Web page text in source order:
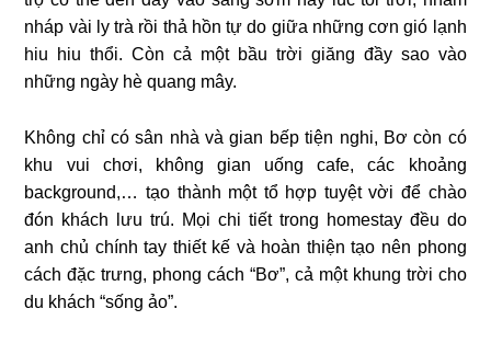
nháp vài ly trà rồi thả hồn tự do giữa những cơn gió lạnh
hiu hiu thổi. Còn cả một bầu trời giăng đầy sao vào
những ngày hè quang mây.
Không chỉ có sân nhà và gian bếp tiện nghi, Bơ còn có
khu vui chơi, không gian uống cafe, các khoảng
background,… tạo thành một tổ hợp tuyệt vời để chào
đón khách lưu trú. Mọi chi tiết trong homestay đều do
anh chủ chính tay thiết kế và hoàn thiện tạo nên phong
cách đặc trưng, phong cách “Bơ”, cả một khung trời cho
du khách “sống ảo”.